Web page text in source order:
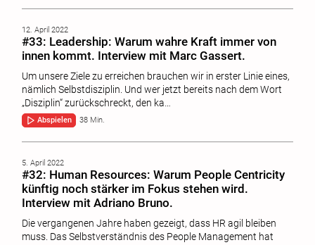
12. April 2022
#33: Leadership: Warum wahre Kraft immer von
innen kommt. Interview mit Marc Gassert.
Um unsere Ziele zu erreichen brauchen wir in erster Linie eines,
nämlich Selbstdisziplin. Und wer jetzt bereits nach dem Wort
„Disziplin“ zurückschreckt, den ka…
Abspielen 38 Min.
5. April 2022
#32: Human Resources: Warum People Centricity
künftig noch stärker im Fokus stehen wird.
Interview mit Adriano Bruno.
Die vergangenen Jahre haben gezeigt, dass HR agil bleiben
muss. Das Selbstverständnis des People Management hat